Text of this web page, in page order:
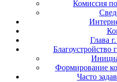
Комиссия
Глава
Благоустройство
Формирование
Часто